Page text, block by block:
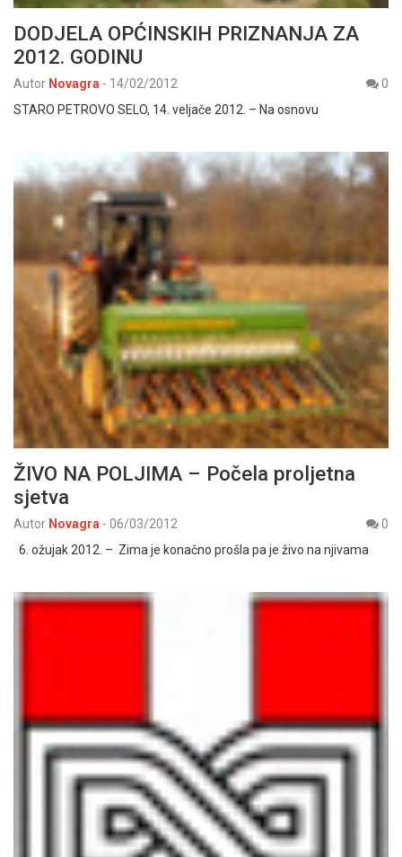
DODJELA OPĆINSKIH PRIZNANJA ZA
2012. GODINU
Autor Novagra - 14/02/2012
0
STARO PETROVO SELO, 14. veljače 2012. – Na osnovu
ŽIVO NA POLJIMA – Počela proljetna
sjetva
Autor Novagra - 06/03/2012
0
6. ožujak 2012. – Zima je konačno prošla pa je živo na njivama